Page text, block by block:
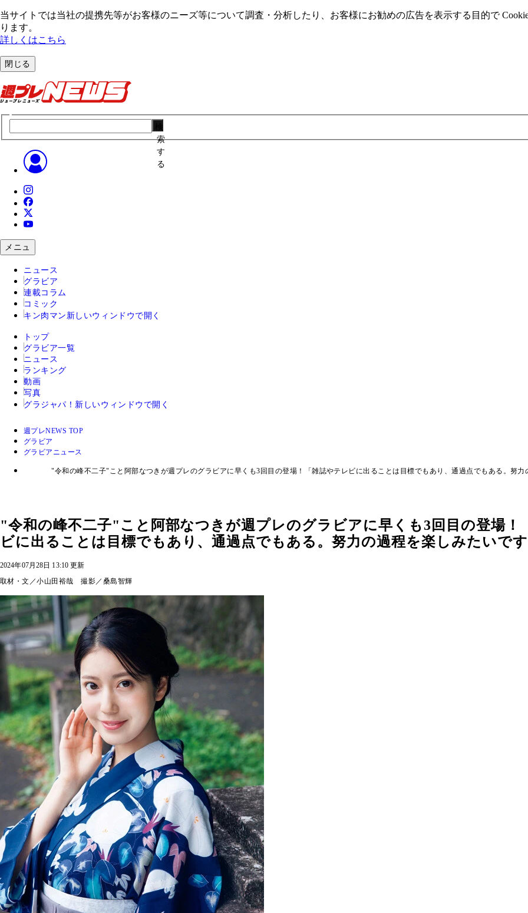
当サイトでは当社の提携先等がお客様のニーズ等について調査・分析したり、お客様にお勧めの広告を表⽰する⽬的で
ります。
詳しくはこちら
閉じる
索
す
る
メニュ
ニュース
グラビア
連載コラム
コミック
キン肉マン 新しいウィンドウで開く
トップ
グラビア一覧
ニュース
ランキング
動画
写真
グラジャパ！ 新しいウィンドウで開く
週プレNEWS TOP
グラビア
グラビアニュース
"令和の峰不二子"こと阿部なつきが週プレのグラビアに早くも3回目の登場！「雑誌やテレビに出ることは目標でもあり、通過点でもある。努
"令和の峰不二子"こと阿部なつきが週プレのグラビアに早くも3回目の登場！
ビに出ることは目標でもあり、通過点でもある。努力の過程を楽しみたいで
2024年07月28日 13:10 更新
取材・文／小山田裕哉 撮影／桑島智輝